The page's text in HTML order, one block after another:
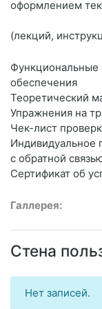
оформлением
(лекций,
Функциональные
обеспечения
Теоретический
Упражнения на
Чек-лист
Индивидуальное
с обратной
Сертификат об
Галлерея:
Стена
Нет записей.